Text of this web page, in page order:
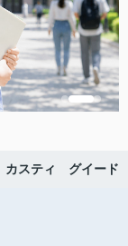
カスティ グイード